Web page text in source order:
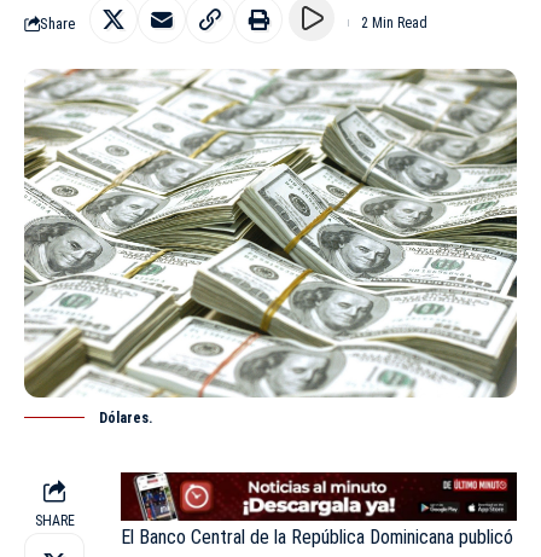
Share 2 Min Read
Dólares.
SHARE
El Banco Central de la República Dominicana publicó